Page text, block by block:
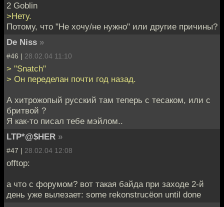
2 Goblin
>Нету.
Потому, что "Не хочу/не нужно" или другие причины?
De Niss »
#46 | 28.02.04 11:10
> "Snatch"
> Он переделан почти год назад.
А хитрожопый русский там теперь с тесаком, или с
бритвой ?
Я как-то писал тебе мэйлом..
LTP*@$HER »
#47 | 28.02.04 12:08
offtop:
а что с форумом? вот такая байда при заходе 2-й
день уже вылезает: some rekonstrucёon until done